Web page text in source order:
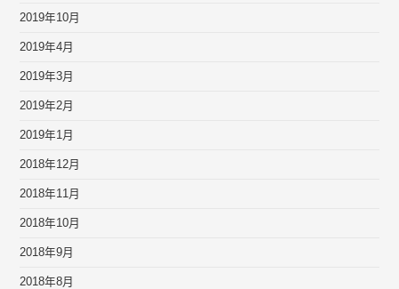
2019年10月
2019年4月
2019年3月
2019年2月
2019年1月
2018年12月
2018年11月
2018年10月
2018年9月
2018年8月